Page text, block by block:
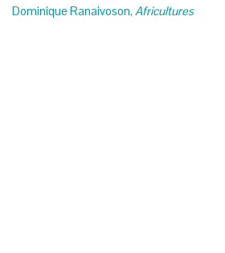
Dominique Ranaivoson, Africultures